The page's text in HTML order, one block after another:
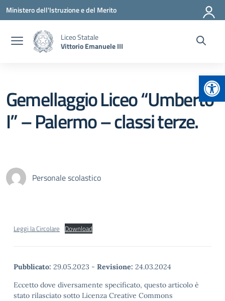
Vai ai contenuti
Vai al menu di navigazione
Vai al footer
Ministero dell'Istruzione e del Merito
Liceo Statale
Vittorio Emanuele III
Gemellaggio Liceo “Umberto
I” – Palermo – classi terze.
Personale scolastico
Leggi la Circolare Download
Pubblicato: 29.05.2023 - Revisione: 24.03.2024
Eccetto dove diversamente specificato, questo articolo è
stato rilasciato sotto Licenza Creative Commons